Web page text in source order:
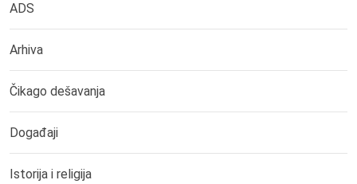
ADS
Arhiva
Čikago dešavanja
Događaji
Istorija i religija